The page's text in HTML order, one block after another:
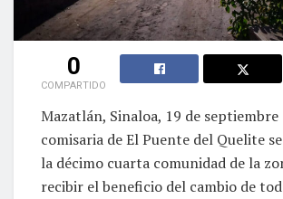
0
COMPARTIDO
Mazatlán, Sinaloa, 19 de septiembre
comisaria de El Puente del Quelite
la décimo cuarta comunidad de la
recibir el beneficio del cambio de